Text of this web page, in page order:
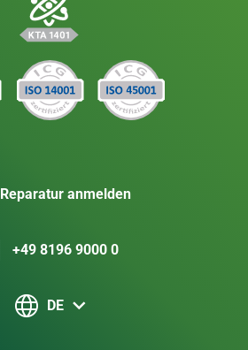
Reparatur anmelden
+49 8196 9000 0
DE